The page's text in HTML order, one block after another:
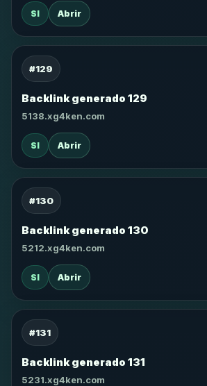
SI Abrir
#129
Backlink generado 129
5138.xg4ken.com
SI Abrir
#130
Backlink generado 130
5212.xg4ken.com
SI Abrir
#131
Backlink generado 131
5231.xg4ken.com